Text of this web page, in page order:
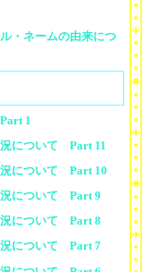
・ネームの由来につ
1
況について Part 11
況について Part 10
況について Part 9
況について Part 8
況について Part 7